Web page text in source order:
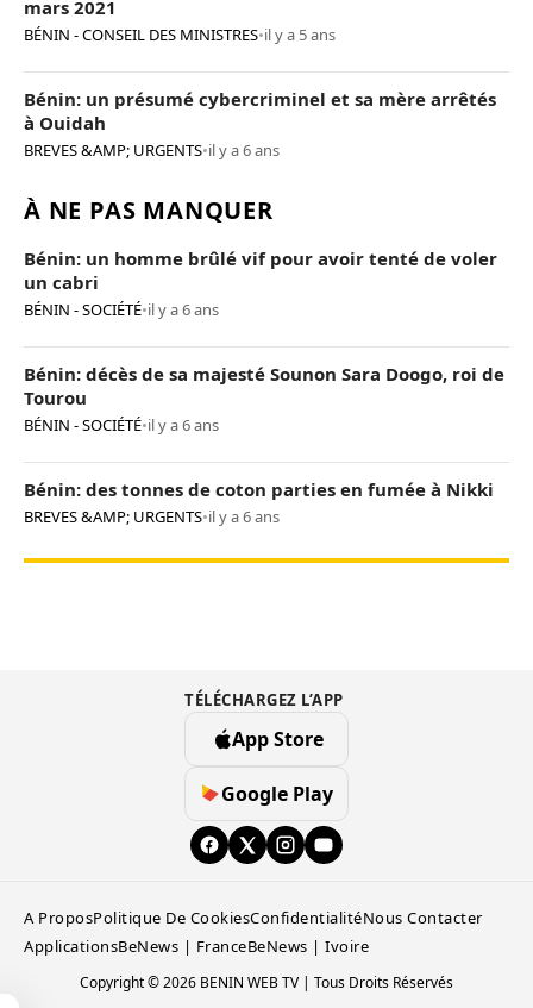
mars 2021
BÉNIN - CONSEIL DES MINISTRES•il y a 5 ans
Bénin: un présumé cybercriminel et sa mère arrêtés
à Ouidah
BREVES &AMP; URGENTS•il y a 6 ans
À NE PAS MANQUER
Bénin: un homme brûlé vif pour avoir tenté de voler
un cabri
BÉNIN - SOCIÉTÉ•il y a 6 ans
Bénin: décès de sa majesté Sounon Sara Doogo, roi de
Tourou
BÉNIN - SOCIÉTÉ•il y a 6 ans
Bénin: des tonnes de coton parties en fumée à Nikki
BREVES &AMP; URGENTS•il y a 6 ans
TÉLÉCHARGEZ L’APP
App Store
Google Play
A ProposPolitique De CookiesConfidentialitéNous Contacter
ApplicationsBeNews | FranceBeNews | Ivoire
Copyright © 2026 BENIN WEB TV | Tous Droits Réservés